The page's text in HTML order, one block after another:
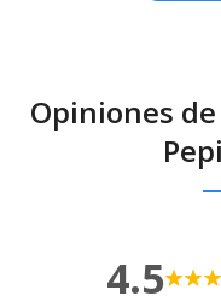
Opiniones
4.5